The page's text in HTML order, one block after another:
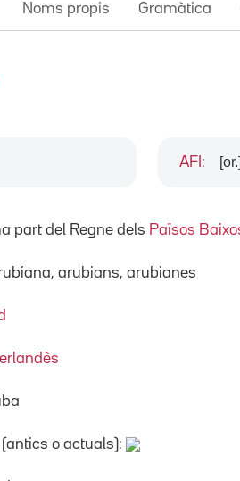
Noms propis Gramàtica
AFI :
part del Regne dels Països
arubians, arubianes
(antics o actuals):